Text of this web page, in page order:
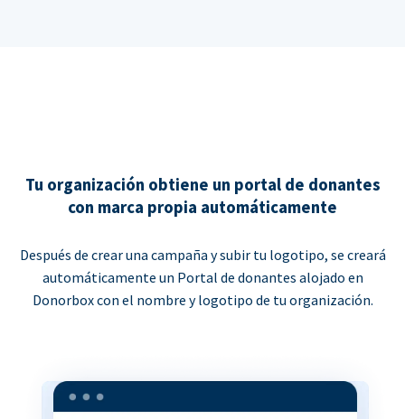
Tu organización obtiene un portal de donantes
con marca propia automáticamente
Después de crear una campaña y subir tu logotipo, se creará
automáticamente un Portal de donantes alojado en
Donorbox con el nombre y logotipo de tu organización.